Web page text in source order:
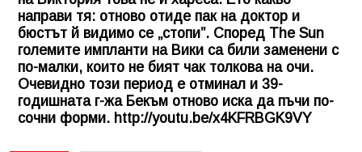
направи тя: отново отиде пак на доктор и
бюстът й видимо се „стопи”. Според The Sun
големите импланти на Вики са били заменени с
по-малки, които не бият чак толкова на очи.
Очевидно този период е отминал и 39-
годишната г-жа Бекъм отново иска да пъчи по-
сочни форми. http://youtu.be/x4KFRBGK9VY